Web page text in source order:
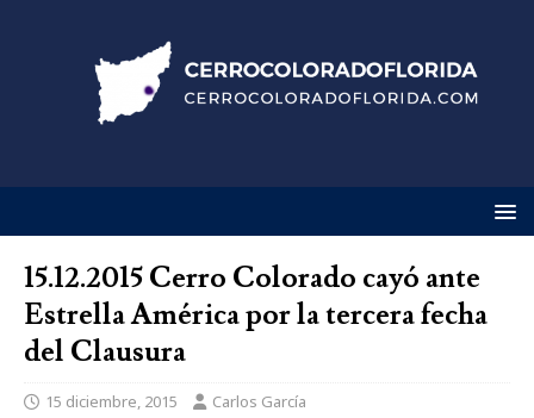
15.12.2015 Cerro Colorado cayó ante
Estrella América por la tercera fecha
del Clausura
15 diciembre, 2015 Carlos García